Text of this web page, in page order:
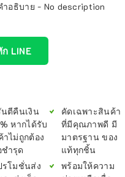
ำอธิบาย - No description
LINE
นตีคืนเงิน
หากได้รับ
ไม่ถูกต้อง
ำรุด
รโมชั่นส่ง
คัดเฉพาะสินค้า
ที่มีคุณภาพดี มี
มาตรฐาน ของ
แท้ทุกชิ้น
พร้อมให้ความ